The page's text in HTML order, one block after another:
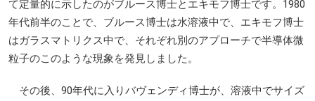
て定量的に示したのがブルース博士とエキモフ博士です。1980
年代前半のことで、ブルース博士は水溶液中で、エキモフ博士
はガラスマトリクス中で、それぞれ別のアプローチで半導体微
粒子のこのような現象を発見しました。
その後、90年代に入りバヴェンディ博士が、溶液中でサイズ